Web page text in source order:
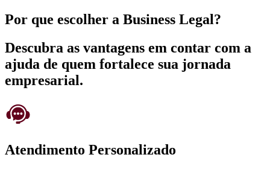
Por que escolher a Business Legal?
Descubra as vantagens em contar com a
ajuda de quem fortalece sua jornada
empresarial.
Atendimento Personalizado